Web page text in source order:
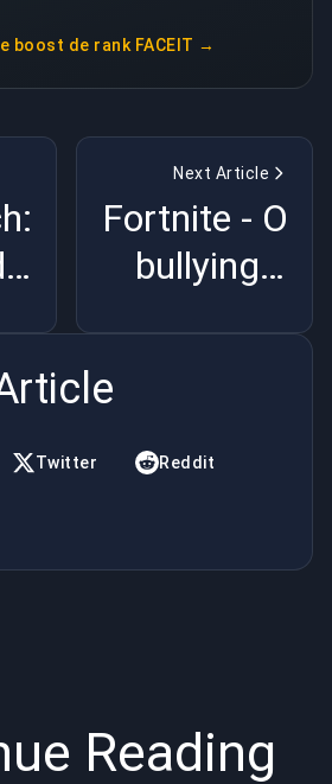
boost de rank FACEIT →
Next Article
Fortnite - O
bullying é
Fortnite?
Twitter Reddit
Reading